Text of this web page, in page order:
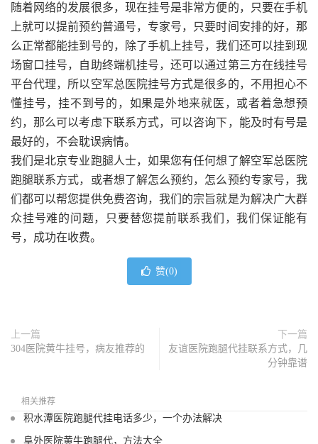
随着网络的发展很多，现在挂号是非常方便的，只要在手机
上就可以提前预约普通号，专家号，只要时间安排的好，那
么正常都能挂到号的，除了手机上挂号，我们还可以挂到现
场窗口挂号，自助终端机挂号，还可以通过第三方在线挂号
平台代理，所以空军总医院挂号方式是很多的，不用担心不
懂挂号，挂不到号的，如果是外地来就医，或者着急想预
约，那么可以考虑下联系方式，可以咨询下，能及时有号是
最好的，不会耽误病情。
我们是北京专业跑腿人士，如果您有任何想了解空军总医院
跑腿联系方式，或者想了解怎么预约，怎么预约专家号，我
们都可以帮您提供免费咨询，我们的宗旨就是为解决广大群
众挂号难的问题，只要替您提前联系我们，我们保证能有
号，成功在收费。
赞(0)
上一篇
304医院黄牛挂号，病友推荐的
下一篇
友谊医院跑腿代挂联系方式，几
分钟靠谱
相关推荐
积水潭医院跑腿代挂电话多少，一个办法解决
阜外医院黄牛跑腿代，方法大全